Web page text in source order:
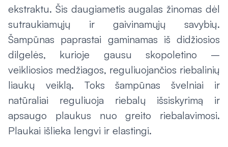
ekstraktu. Šis daugiametis augalas žinomas dėl
sutraukiamųjų ir gaivinamųjų savybių.
Šampūnas paprastai gaminamas iš didžiosios
dilgelės, kurioje gausu skopoletino –
veikliosios medžiagos, reguliuojančios riebalinių
liaukų veiklą. Toks šampūnas švelniai ir
natūraliai reguliuoja riebalų išsiskyrimą ir
apsaugo plaukus nuo greito riebalavimosi.
Plaukai išlieka lengvi ir elastingi.